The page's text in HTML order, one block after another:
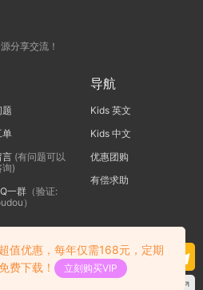
分享交流！
单
言(有问题可以
)
一群（验证:
）
导航
Kids 英文
Kids 中文
优惠团购
有偿求助
值优惠，每年仅需168元，定期
费下载！
立刻购买VIP